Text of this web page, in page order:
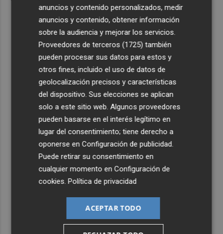
Fernando Roig: "Estamos muy ilusionados con esta
temporada"
Acrobacias en miniatura: la exposición del Circo del Sol
en la estación de tren de Alicante
Sagunt a Escena recupera 'La ópera de los tres
centavos' con la voz de Coque Malla
La Filmoteca d'Estiu se lanza a las armas con la
proyección de 'Una batalla tras otra'
anuncios y contenido personalizados, medir
anuncios y contenido, obtener información
sobre la audiencia y mejorar los servicios.
Proveedores de terceros (1725) también
pueden procesar sus datos para estos y
otros fines, incluido el uso de datos de
geolocalización precisos y características
del dispositivo. Sus elecciones se aplican
solo a este sitio web. Algunos proveedores
pueden basarse en el interés legítimo en
lugar del consentimiento; tiene derecho a
oponerse enConfiguración de publicidad.
Puede retirar su consentimiento en
cualquier momento enConfiguración de
cookies.Política de privacidad
ACEPTAR TODO